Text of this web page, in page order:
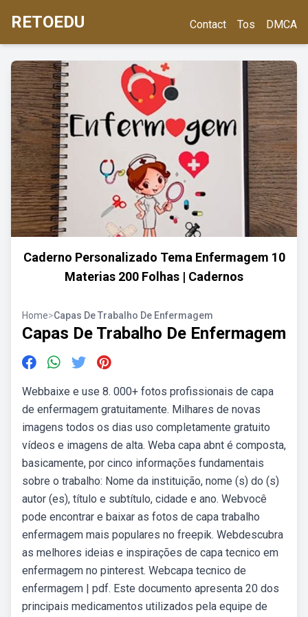
RETOEDU Contact Tos DMCA
Caderno Personalizado Tema Enfermagem 10
Materias 200 Folhas | Cadernos
Home>Capas De Trabalho De Enfermagem
Capas De Trabalho De Enfermagem
Webbaixe e use 8. 000+ fotos profissionais de capa
de enfermagem gratuitamente. Milhares de novas
imagens todos os dias uso completamente gratuito
vídeos e imagens de alta. Weba capa abnt é composta,
basicamente, por cinco informações fundamentais
sobre o trabalho: Nome da instituição, nome (s) do (s)
autor (es), título e subtítulo, cidade e ano. Webvocê
pode encontrar e baixar as fotos de capa trabalho
enfermagem mais populares no freepik. Webdescubra
as melhores ideias e inspirações de capa tecnico em
enfermagem no pinterest. Webcapa tecnico de
enfermagem | pdf. Este documento apresenta 20 dos
principais medicamentos utilizados pela equipe de